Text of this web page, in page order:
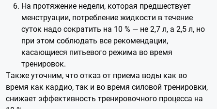
На протяжение недели, которая предшествует
менструации, потребление жидкости в течение
суток надо сократить на 10 % — не 2,7 л, а 2,5 л, но
при этом соблюдать все рекомендации,
касающиеся питьевого режима во время
тренировок.
Также уточним, что отказ от приема воды как во
время как кардио, так и во время силовой тренировки,
снижает эффективность тренировочного процесса на